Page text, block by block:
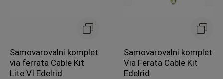
Samovarovalni komplet
via ferrata Cable Kit
Lite VI Edelrid
Samovarovalni komplet
Via Ferata Cable Kit
Edelrid